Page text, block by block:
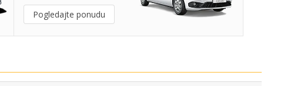
Pogledajte ponudu